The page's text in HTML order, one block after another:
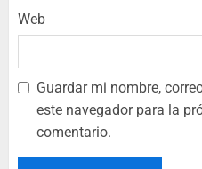
Web
Guardar mi nombre,
este navegador para la
comentario.